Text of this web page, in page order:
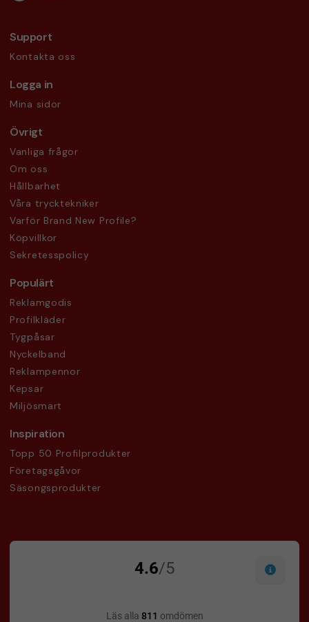
Support
Kontakta oss
Logga in
Mina sidor
Övrigt
Vanliga frågor
Om oss
Hållbarhet
Våra trycktekniker
Varför Brand New Profile?
Köpvillkor
Sekretesspolicy
Populärt
Reklamgodis
Profilkläder
Tygpåsar
Nyckelband
Reklampennor
Kepsar
Miljösmart
Inspiration
Topp 50 Profilprodukter
Företagsgåvor
Säsongsprodukter